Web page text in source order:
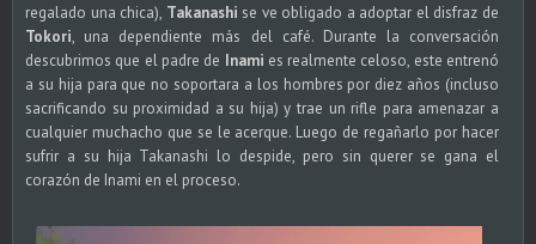
regalado una chica), Takanashi se ve obligado a adoptar el disfraz de
Tokori, una dependiente más del café. Durante la conversación
descubrimos que el padre de Inami es realmente celoso, este entrenó
a su hija para que no soportara a los hombres por diez años (incluso
sacrificando su proximidad a su hija) y trae un rifle para amenazar a
cualquier muchacho que se le acerque. Luego de regañarlo por hacer
sufrir a su hija Takanashi lo despide, pero sin querer se gana el
corazón de Inami en el proceso.